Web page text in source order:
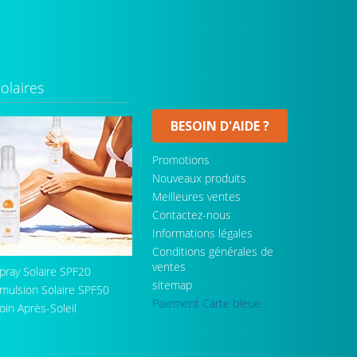
Solaire SPF20
Solaire SPF50
Après-Soleil
BESOIN D'AIDE ?
Promotions
Nouveaux produits
Meilleures ventes
Contactez-nous
Informations légales
Conditions générales de
ventes
sitemap
Paiement Carte bleue